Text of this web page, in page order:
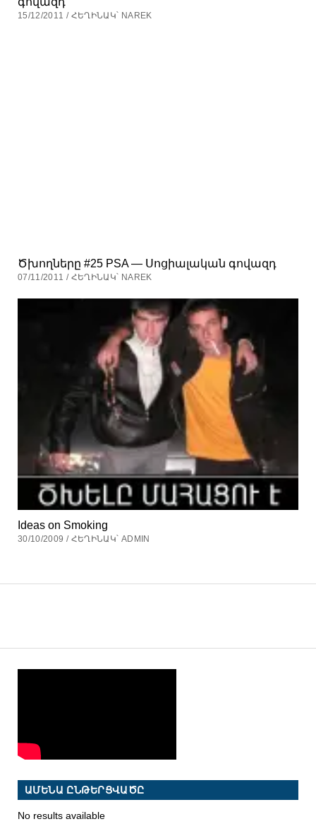
15/12/2011 / ՀԵՂԻՆԱԿ՝ NAREK
Ծխողները #25 PSA — Սոցիալական գովազդ
07/11/2011 / ՀԵՂԻՆԱԿ՝ NAREK
Ideas on Smoking
30/10/2009 / ՀԵՂԻՆԱԿ՝ ADMIN
ԱՄԵՆԱ ԸՆԹԵՐՑՎԱԾԸ
No results available